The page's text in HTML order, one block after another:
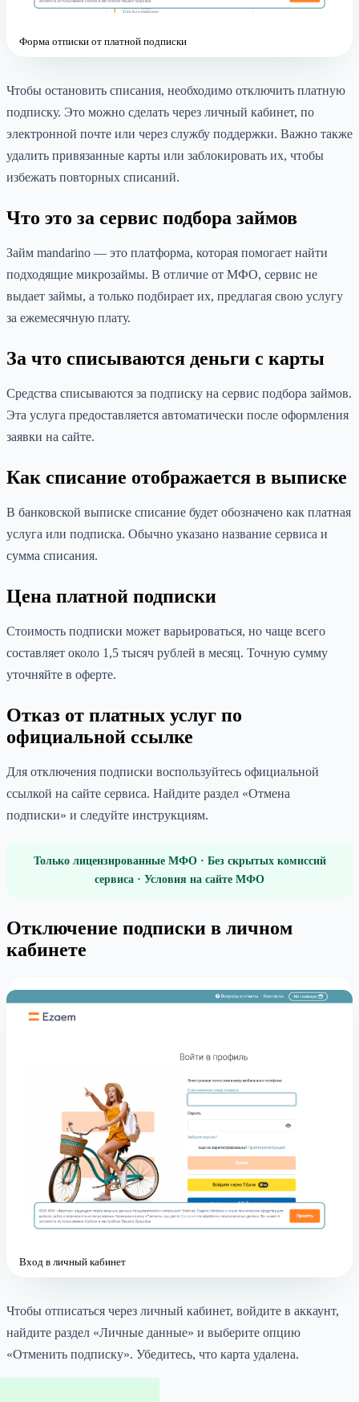
Форма отписки от платной подписки
Чтобы остановить списания, необходимо отключить платную
подписку. Это можно сделать через личный кабинет, по
электронной почте или через службу поддержки. Важно также
удалить привязанные карты или заблокировать их, чтобы
избежать повторных списаний.
Что это за сервис подбора займов
Займ mandarino — это платформа, которая помогает найти
подходящие микрозаймы. В отличие от МФО, сервис не
выдает займы, а только подбирает их, предлагая свою услугу
за ежемесячную плату.
За что списываются деньги с карты
Средства списываются за подписку на сервис подбора займов.
Эта услуга предоставляется автоматически после оформления
заявки на сайте.
Как списание отображается в выписке
В банковской выписке списание будет обозначено как платная
услуга или подписка. Обычно указано название сервиса и
сумма списания.
Цена платной подписки
Стоимость подписки может варьироваться, но чаще всего
составляет около 1,5 тысяч рублей в месяц. Точную сумму
уточняйте в оферте.
Отказ от платных услуг по
официальной ссылке
Для отключения подписки воспользуйтесь официальной
ссылкой на сайте сервиса. Найдите раздел «Отмена
подписки» и следуйте инструкциям.
Только лицензированные МФО · Без скрытых комиссий
сервиса · Условия на сайте МФО
Отключение подписки в личном
кабинете
Вход в личный кабинет
Чтобы отписаться через личный кабинет, войдите в аккаунт,
найдите раздел «Личные данные» и выберите опцию
«Отменить подписку». Убедитесь, что карта удалена.